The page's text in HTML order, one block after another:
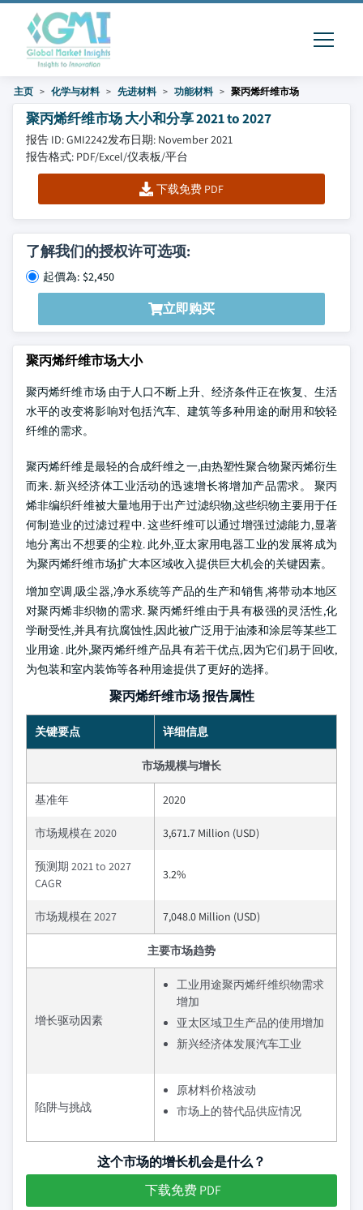
主页 化学与材料 先进材料 功能材料 聚丙烯纤维市场
聚丙烯纤维市场 大小和分享 2021 to 2027
报告 ID: GMI2242发布日期: November 2021
报告格式: PDF/Excel/仪表板/平台
下载免费 PDF
了解我们的授权许可选项:
起價為: $2,450
立即购买
聚丙烯纤维市场大小
聚丙烯纤维市场 由于人口不断上升、经济条件正在恢复、生活
水平的改变将影响对包括汽车、建筑等多种用途的耐用和较轻
纤维的需求。
聚丙烯纤维是最轻的合成纤维之一,由热塑性聚合物聚丙烯衍生
而来. 新兴经济体工业活动的迅速增长将增加产品需求。 聚丙
烯非编织纤维被大量地用于出产过滤织物,这些织物主要用于任
何制造业的过滤过程中. 这些纤维可以通过增强过滤能力,显著
地分离出不想要的尘粒. 此外,亚太家用电器工业的发展将成为
为聚丙烯纤维市场扩大本区域收入提供巨大机会的关键因素。
增加空调,吸尘器,净水系统等产品的生产和销售,将带动本地区
对聚丙烯非织物的需求. 聚丙烯纤维由于具有极强的灵活性,化
学耐受性,并具有抗腐蚀性,因此被广泛用于油漆和涂层等某些工
业用途. 此外,聚丙烯纤维产品具有若干优点,因为它们易于回收,
为包装和室内装饰等各种用途提供了更好的选择。
聚丙烯纤维市场 报告属性
关键要点 详细信息
市场规模与增长
基准年 2020
市场规模在 2020 3,671.7 Million (USD)
预测期 2021 to 2027
CAGR
3.2%
市场规模在 2027 7,048.0 Million (USD)
主要市场趋势
增长驱动因素
工业用途聚丙烯纤维织物需求
增加
亚太区域卫生产品的使用增加
新兴经济体发展汽车工业
陷阱与挑战
原材料价格波动
市场上的替代品供应情况
这个市场的增长机会是什么？
下载免费 PDF